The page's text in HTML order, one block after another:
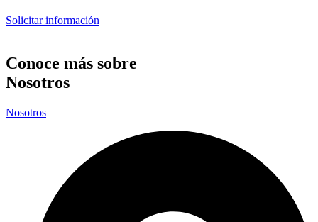
Solicitar información
Conoce más sobre
Nosotros
Nosotros